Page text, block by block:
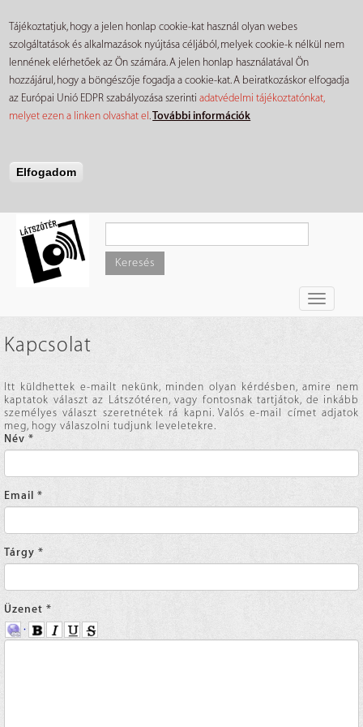
Tájékoztatjuk, hogy a jelen honlap cookie-kat használ olyan webes
szolgáltatások és alkalmazások nyújtása céljából, melyek cookie-k nélkül nem
lennének elérhetőek az Ön számára. A jelen honlap használatával Ön
hozzájárul, hogy a böngészője fogadja a cookie-kat. A beiratkozáskor elfogadja
az Európai Unió EDPR szabályozása szerintiadatvédelmi tájékoztatónkat,
melyet ezen a linken olvashat el.További információk
Elfogadom
tartalomra
Keresés
Toggle
Kapcsolat
Itt küldhettek e-mailt nekünk, minden olyan kérdésben, amire nem
kaptatok választ az Látszótéren, vagy fontosnak tartjátok, de inkább
személyes választ szeretnétek rá kapni. Valós e-mail címet adjatok
meg, hogy válaszolni tudjunk leveletekre.
Név *
Email *
Tárgy *
Üzenet *